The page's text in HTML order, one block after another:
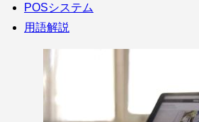
POSシステム
用語解説